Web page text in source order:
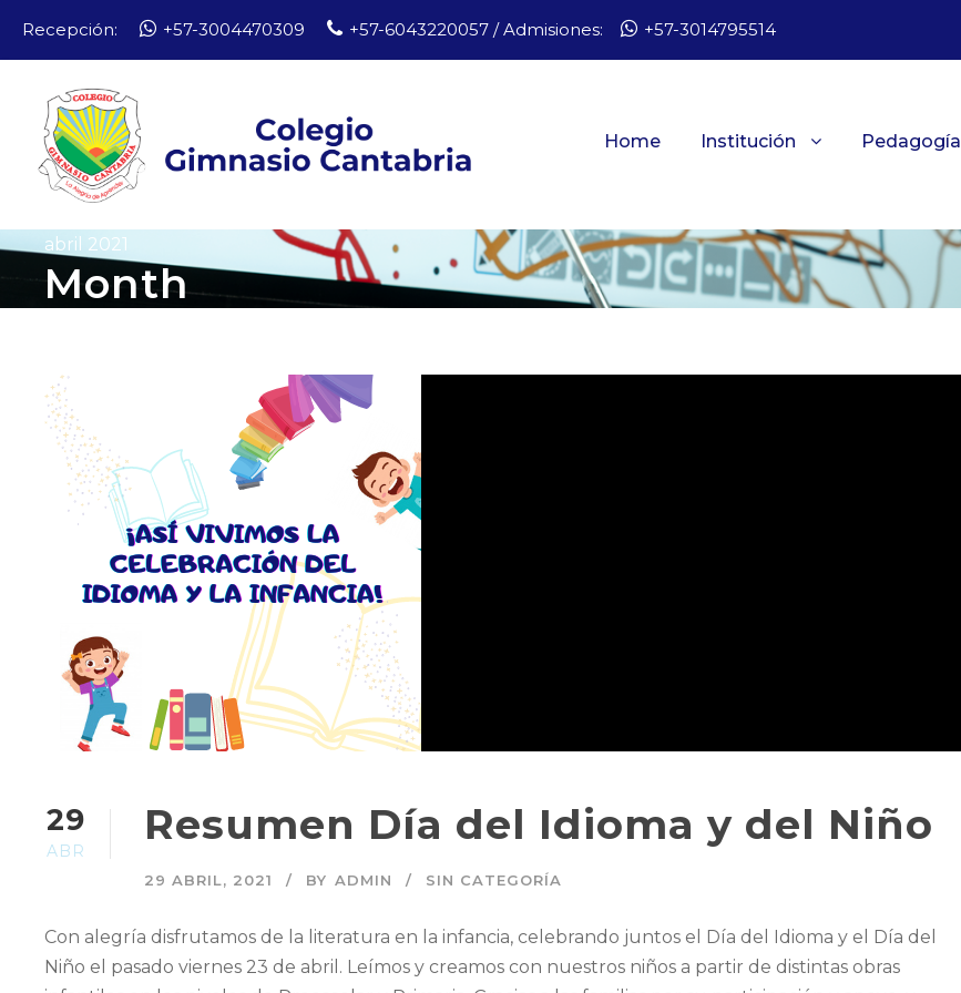
Recepción: +57-3004470309 +57-6043220057 / Admisiones: +57-3014795514
Home Institución Pedagogía
abril 2021
Month
29
ABR
Resumen Día del Idioma y del Niño
29 ABRIL, 2021 BY ADMIN SIN CATEGORÍA
Con alegría disfrutamos de la literatura en la infancia, celebrando juntos el Día del Idioma y el Día del
Niño el pasado viernes 23 de abril. Leímos y creamos con nuestros niños a partir de distintas obras